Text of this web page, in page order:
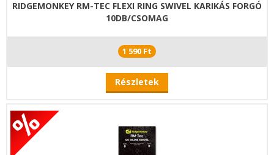
RIDGEMONKEY RM-TEC FLEXI RING SWIVEL KARIKÁS FORGÓ
10DB/CSOMAG
1 590 Ft
Részletek